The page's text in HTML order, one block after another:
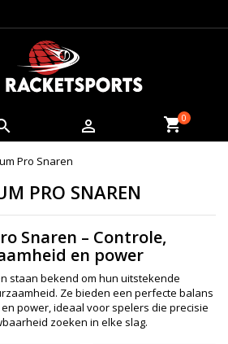
 0
Pro Snaren
PRO SNAREN
Snaren – Controle,
en power
staan bekend om hun uitstekende
Ze bieden een perfecte balans
power, ideaal voor spelers die precisie
zoeken in elke slag.